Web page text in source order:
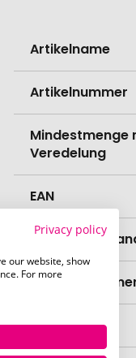
Informationen
Artikelname
Artikelnummer
Mindestmenge
Veredelung
EAN
Marke
Privacy policy
our website, show
For more